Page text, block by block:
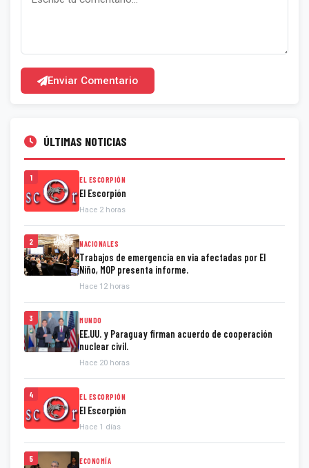
Enviar Comentario
ÚLTIMAS NOTICIAS
1 EL ESCORPIÓN
El Escorpión
Hace 2 horas
2 NACIONALES
Trabajos de emergencia en via afectadas por El
Niño, MOP presenta informe.
Hace 12 horas
3 MUNDO
EE.UU. y Paraguay firman acuerdo de cooperación
nuclear civil.
Hace 20 horas
4 EL ESCORPIÓN
El Escorpión
Hace 1 días
5 ECONOMÍA